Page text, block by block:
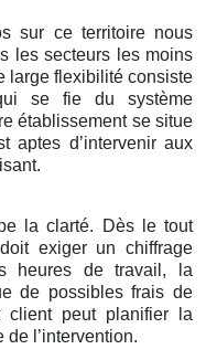
sur ce territoire nous
les secteurs les moins
large flexibilité consiste
se fie du système
établissement se situe
aptes d’intervenir aux
la clarté. Dès le tout
exiger un chiffrage
heures de travail, la
de possibles frais de
client peut planifier la
l’intervention.